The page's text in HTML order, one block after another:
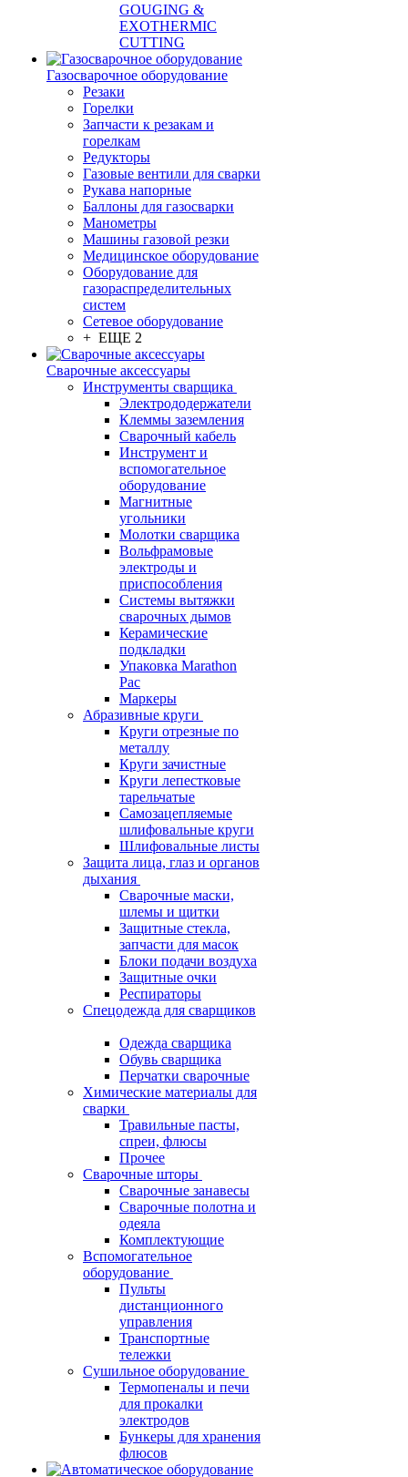
GOUGING &
EXOTHERMIC
CUTTING
Газосварочное оборудование
Резаки
Горелки
Запчасти к резакам и
горелкам
Редукторы
Газовые вентили для сварки
Рукава напорные
Баллоны для газосварки
Манометры
Машины газовой резки
Медицинское оборудование
Оборудование для
газораспределительных
систем
Сетевое оборудование
+ ЕЩЕ 2
Сварочные аксессуары
Инструменты сварщика
Электрододержатели
Клеммы заземления
Сварочный кабель
Инструмент и
вспомогательное
оборудование
Магнитные
угольники
Молотки сварщика
Вольфрамовые
электроды и
приспособления
Системы вытяжки
сварочных дымов
Керамические
подкладки
Упаковка Marathon
Pac
Маркеры
Абразивные круги
Круги отрезные по
металлу
Круги зачистные
Круги лепестковые
тарельчатые
Самозацепляемые
шлифовальные круги
Шлифовальные листы
Защита лица, глаз и органов
дыхания
Сварочные маски,
шлемы и щитки
Защитные стекла,
запчасти для масок
Блоки подачи воздуха
Защитные очки
Респираторы
Спецодежда для сварщиков
Одежда сварщика
Обувь сварщика
Перчатки сварочные
Химические материалы для
сварки
Травильные пасты,
спреи, флюсы
Прочее
Сварочные шторы
Сварочные занавесы
Сварочные полотна и
одеяла
Комплектующие
Вспомогательное
оборудование
Пульты
дистанционного
управления
Транспортные
тележки
Сушильное оборудование
Термопеналы и печи
для прокалки
электродов
Бункеры для хранения
флюсов